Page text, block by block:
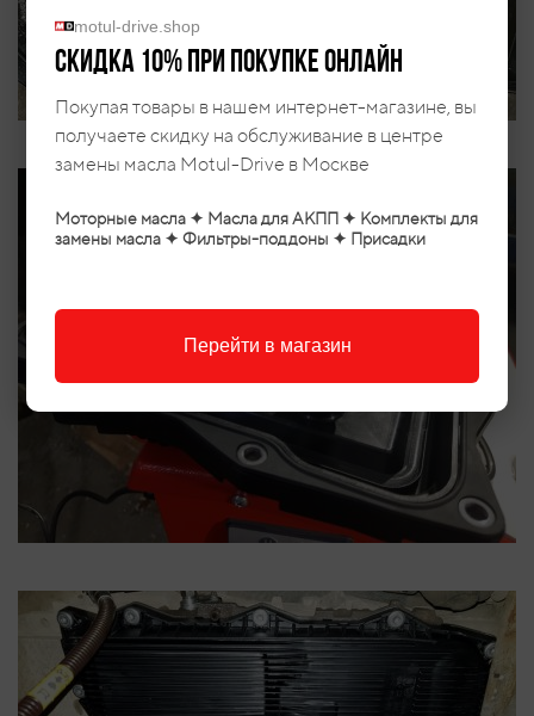
motul-drive.shop
Скидка 10% при покупке онлайн
Покупая товары в нашем интернет-магазине, вы
получаете скидку на обслуживание в центре
замены масла Motul-Drive в Москве
Моторные масла ✦ Масла для АКПП ✦ Комплекты для
замены масла ✦ Фильтры-поддоны ✦ Присадки
Перейти в магазин